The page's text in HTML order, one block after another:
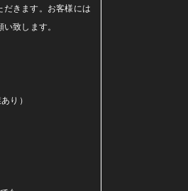
きます。お客様には
致します。
り）